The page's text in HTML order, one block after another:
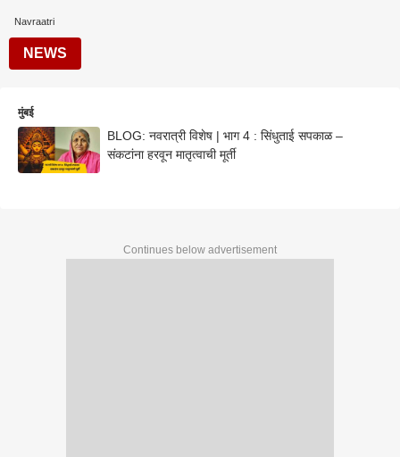
Navraatri
NEWS
मुंबई
BLOG: नवरात्री विशेष | भाग 4 : सिंधुताई सपकाळ –
संकटांना हरवून मातृत्वाची मूर्ती
Continues below advertisement